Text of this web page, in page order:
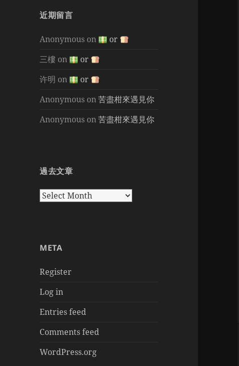
近期留言
Anonymous on
or
三樓 on
or
许明 on
or
Anonymous on苦盡柑來遇見你
Anonymous on苦盡柑來遇見你
過去文章
過
META
Register
Log in
Entries feed
Comments feed
WordPress.org